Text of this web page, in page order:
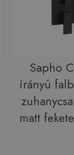
Sapho
irányú
matt